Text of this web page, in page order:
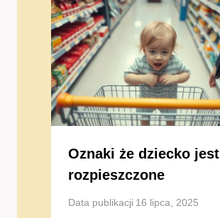
Oznaki że dziecko jest
rozpieszczone
Data publikacji 16 lipca, 2025